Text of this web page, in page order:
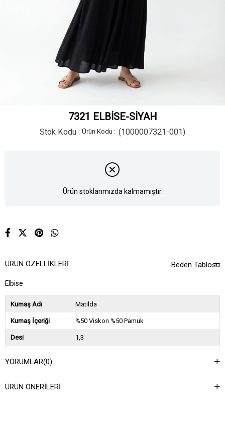
7321 ELBİSE-SİYAH
Stok Kodu (1000007321-001)
Ürün stoklarımızda kalmamıştır.
Beden Tablosu
ÜRÜN ÖZELLIKLERI
Elbise
Kumaş Adı Matilda
Kumaş İçeriği %50 Viskon %50 Pamuk
Desi 1,3
Asorti Bilgisi
YORUMLAR(0)
ÜRÜN ÖNERILERI